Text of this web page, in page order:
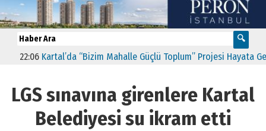
Kartal’da “Bizim Mahalle Güçlü Toplum” Projesi Hayata Geçti
LGS sınavına girenlere Kartal
Belediyesi su ikram etti